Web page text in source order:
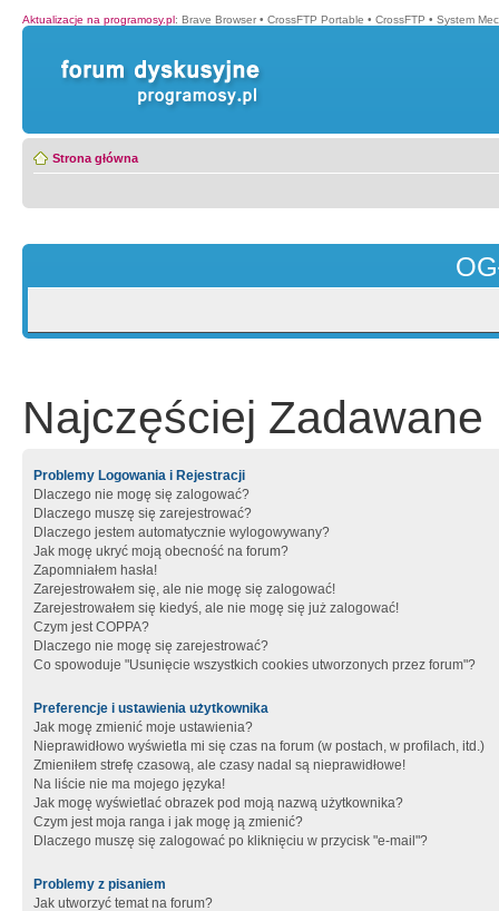
Aktualizacje na programosy.pl: Brave Browser • CrossFTP Portable • CrossFTP • System
Strona główna
Najczęściej Zadawane
Problemy Logowania i Rejestracji
Dlaczego nie mogę się zalogować?
Dlaczego muszę się zarejestrować?
Dlaczego jestem automatycznie wylogowywany?
Jak mogę ukryć moją obecność na forum?
Zapomniałem hasła!
Zarejestrowałem się, ale nie mogę się zalogować!
Zarejestrowałem się kiedyś, ale nie mogę się już zalogować!
Czym jest COPPA?
Dlaczego nie mogę się zarejestrować?
Co spowoduje "Usunięcie wszystkich cookies utworzonych przez forum"?
Preferencje i ustawienia użytkownika
Jak mogę zmienić moje ustawienia?
Nieprawidłowo wyświetla mi się czas na forum (w postach, w profilach, itd.)
Zmieniłem strefę czasową, ale czasy nadal są nieprawidłowe!
Na liście nie ma mojego języka!
Jak mogę wyświetlać obrazek pod moją nazwą użytkownika?
Czym jest moja ranga i jak mogę ją zmienić?
Dlaczego muszę się zalogować po kliknięciu w przycisk "e-mail"?
Problemy z pisaniem
Jak utworzyć temat na forum?